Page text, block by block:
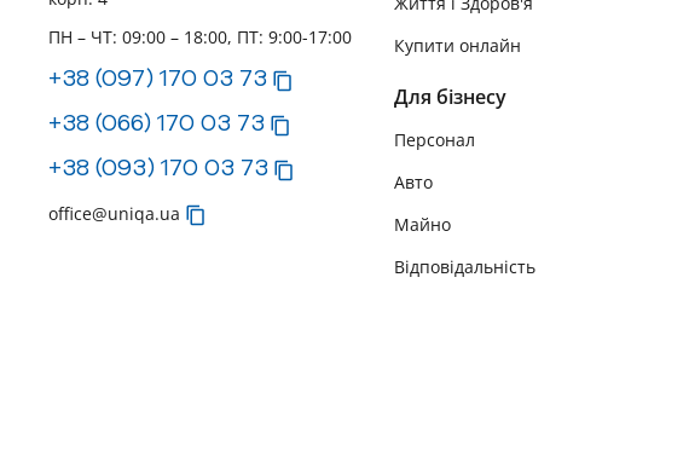
ПН – ЧТ: 09:00 – 18:00, ПТ: 9:00-17:00
+38 (097) 170 03 73
+38 (066) 170 03 73
+38 (093) 170 03 73
office@uniqa.ua
Купити онлайн
Для бізнесу
Персонал
Авто
Майно
Відповідальність